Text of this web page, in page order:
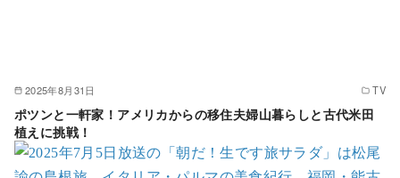
2025年8月31日 TV
ポツンと一軒家！アメリカからの移住夫婦山暮らしと古代米田
植えに挑戦！